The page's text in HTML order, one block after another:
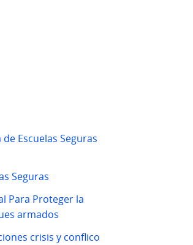
Escuelas Seguras
Seguras
Para Proteger la
armados
crisis y conflico